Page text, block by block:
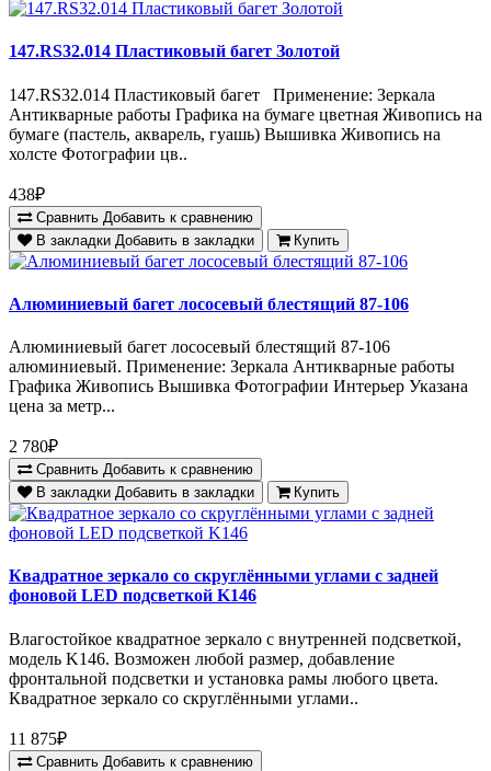
147.RS32.014 Пластиковый багет Золотой
147.RS32.014 Пластиковый багет Применение: Зеркала
Антикварные работы Графика на бумаге цветная Живопись на
бумаге (пастель, акварель, гуашь) Вышивка Живопись на
холсте Фотографии цв..
438₽
Сравнить Добавить к сравнению
В закладки Добавить в закладки Купить
Алюминиевый багет лососевый блестящий 87-106
Алюминиевый багет лососевый блестящий 87-106
алюминиевый. Применение: Зеркала Антикварные работы
Графика Живопись Вышивка Фотографии Интерьер Указана
цена за метр...
2 780₽
Сравнить Добавить к сравнению
В закладки Добавить в закладки Купить
Квадратное зеркало со скруглёнными углами с задней
фоновой LED подсветкой K146
Влагостойкое квадратное зеркало с внутренней подсветкой,
модель K146. Возможен любой размер, добавление
фронтальной подсветки и установка рамы любого цвета.
Квадратное зеркало со скруглёнными углами..
11 875₽
Сравнить Добавить к сравнению